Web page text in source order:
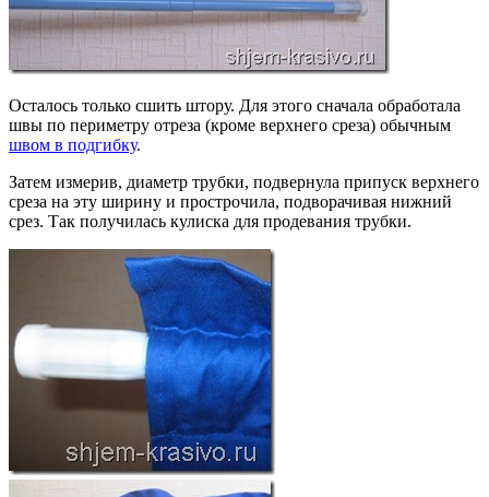
Осталось только сшить штору. Для этого сначала обработала
швы по периметру отреза (кроме верхнего среза) обычным
швом в подгибку.
Затем измерив, диаметр трубки, подвернула припуск верхнего
среза на эту ширину и прострочила, подворачивая нижний
срез. Так получилась кулиска для продевания трубки.